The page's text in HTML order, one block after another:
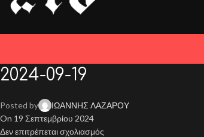
2024-09-19
Posted by
ΙΩΑΝΝΗΣ ΛΑΖΑΡΟΥ
On 19 Σεπτεμβρίου 2024
Δεν επιτρέπεται σχολιασμός